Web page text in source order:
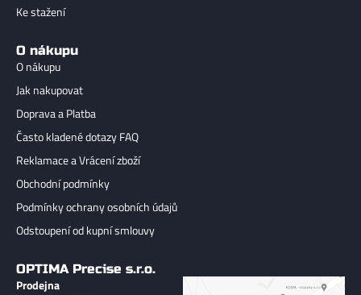
Ke stažení
O nákupu
O nákupu
Jak nakupovat
Doprava a Platba
Často kladené dotazy FAQ
Reklamace a Vrácení zboží
Obchodní podmínky
Podmínky ochrany osobních údajů
Odstoupení od kupní smlouvy
OPTIMA Precise s.r.o.
Prodejna